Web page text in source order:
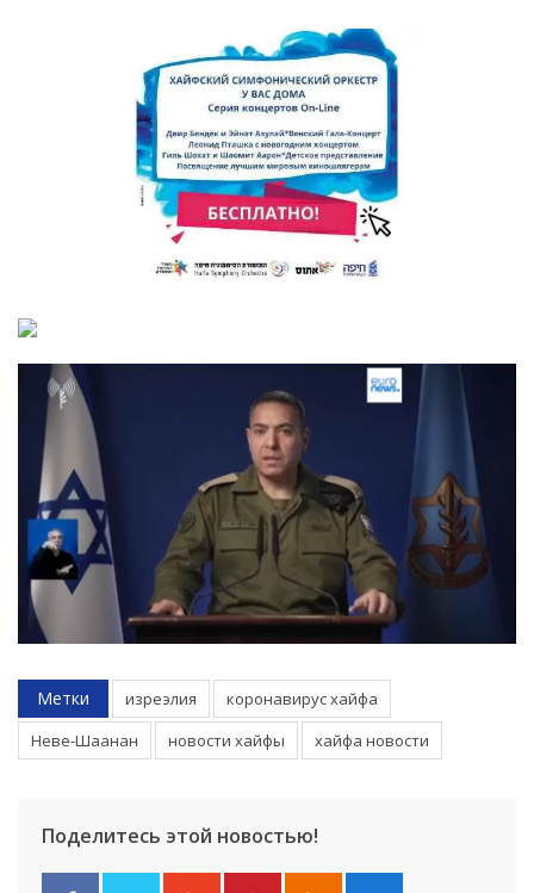
Метки изреэлия
коронавирус хайфа
Неве-Шаанан
новости хайфы хайфа новости
Поделитесь этой новостью!